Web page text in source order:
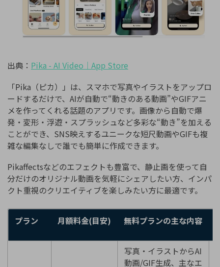
出典： Pika - AI Video ｜ App Store
「Pika（ピカ）」は、スマホで写真やイラストをアップロ
ードするだけで、AIが自動で“動きのある動画”やGIFアニ
メを作ってくれる話題のアプリです。画像から自動で爆
発・変形・浮遊・スプラッシュなど多彩な“動き”を加える
ことができ、SNS映えするユニークな短尺動画やGIFも複
雑な編集なしで誰でも簡単に作成できます。
Pikaffectsなどのエフェクトも豊富で、静止画を使って自
分だけのオリジナル動画を気軽にシェアしたい方、インパ
クト重視のクリエイティブを楽しみたい方に最適です。
プラン 月額料金(目安) 無料プランの主な内容
写真・イラストからAI
動画/GIF生成、主なエ